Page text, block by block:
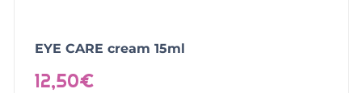
EYE CARE cream 15ml
12,50€